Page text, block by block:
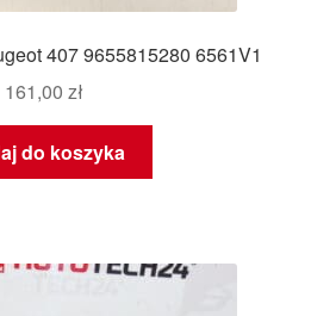
407 9655815280 6561V1
161,00 zł
do koszyka